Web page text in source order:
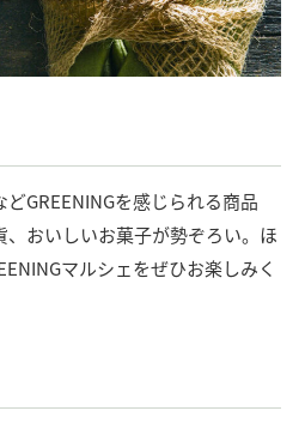
GREENINGを感じられる商品
おいしいお菓子が勢ぞろい。ほ
マルシェをぜひお楽しみく